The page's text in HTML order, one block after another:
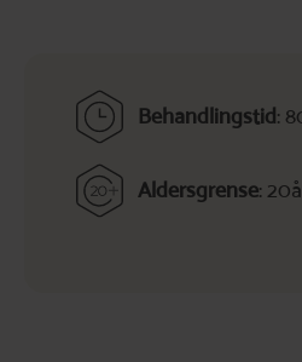
Behandlingstid:
Aldersgrense: